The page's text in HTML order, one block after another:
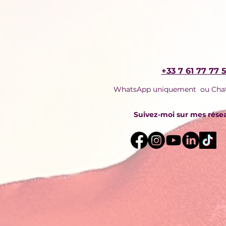
+33 7 61 77 77
WhatsApp uniquement ou
Suivez-moi sur mes